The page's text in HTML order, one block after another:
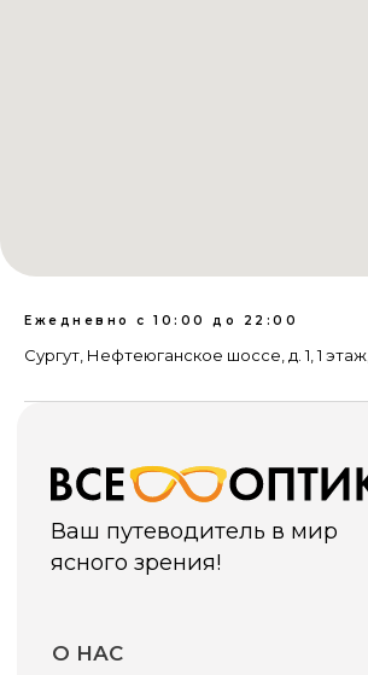
Ежедневно с 10:00 до 22:00
Сургут, Нефтеюганское шоссе, д. 1, 1 этаж,